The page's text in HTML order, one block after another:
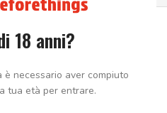
18 anni?
è necessario aver compiuto
tua età per entrare.